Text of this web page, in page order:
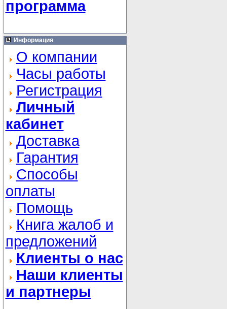
программа
Информация
О компании
Часы работы
Регистрация
Личный
кабинет
Доставка
Гарантия
Способы
оплаты
Помощь
Книга жалоб и
предложений
Клиенты о нас
Наши клиенты
и партнеры